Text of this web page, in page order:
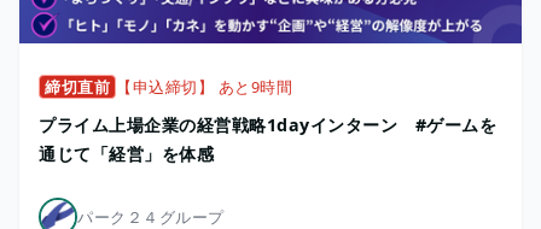
締切直前 【申込締切】 あと9時間
プライム上場企業の経営戦略1dayインターン #ゲームを
通じて「経営」を体感
パーク２４グループ